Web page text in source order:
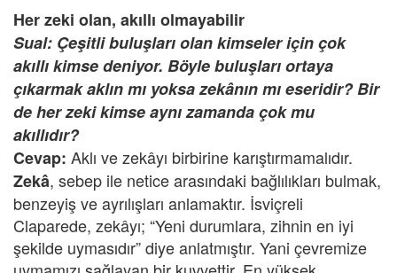
Her zeki olan, akıllı olmayabilir
Sual: Çeşitli buluşları olan kimseler için çok
akıllı kimse deniyor. Böyle buluşları ortaya
çıkarmak aklın mı yoksa zekânın mı eseridir? Bir
de her zeki kimse aynı zamanda çok mu
akıllıdır?
Cevap: Aklı ve zekâyı birbirine karıştırmamalıdır.
Zekâ, sebep ile netice arasındaki bağlılıkları bulmak,
benzeyiş ve ayrılışları anlamaktır. İsviçreli
Claparede, zekâyı; “Yeni durumlara, zihnin en iyi
şekilde uymasıdır” diye anlatmıştır. Yani çevremize